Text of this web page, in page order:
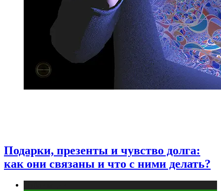
Подарки, презенты и чувство долга:
как они связаны и что с ними делать?